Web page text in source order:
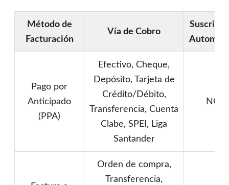
Método de
Facturación
Vía de Cobro
Pago por
Anticipado
(PPA)
Efectivo, Cheque,
Depósito, Tarjeta de
Crédito/Débito,
Transferencia, Cuenta
Clabe, SPEI, Liga
Santander
NO
Orden de compra,
Transferencia,